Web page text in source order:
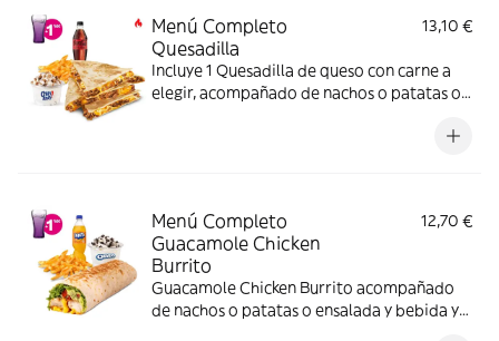
Menú Completo
Quesadilla
13,10 €
Incluye 1 Quesadilla de queso con carne a
elegir, acompañado de nachos o patatas o
ligeramente picante. (La imagen muestra
Menú Completo
Guacamole Chicken
Burrito
12,70 €
Guacamole Chicken Burrito acompañado
de nachos o patatas o ensalada y bebida y